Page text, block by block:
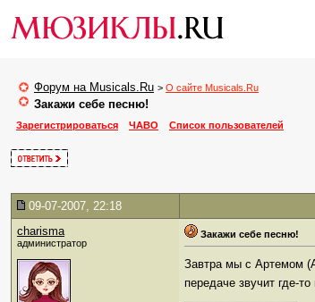
Форум на Musicals.Ru > О сайте Musicals.Ru
Закажи себе песню!
Зарегистрироваться
ЧАВО Список пользователей
09-07-2007, 22:18
charisma
администратор
Закажи себе песню!
Завтра мы с Артемом
передаче звучит где-